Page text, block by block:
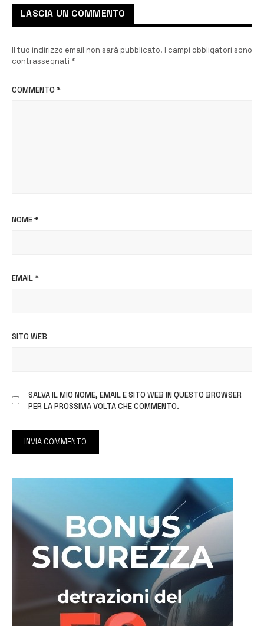
LASCIA UN COMMENTO
Il tuo indirizzo email non sarà pubblicato. I campi obbligatori sono
contrassegnati *
COMMENTO *
NOME*
EMAIL*
SITO WEB
SALVA IL MIO NOME, EMAIL E SITO WEB IN QUESTO BROWSER
PER LA PROSSIMA VOLTA CHE COMMENTO.